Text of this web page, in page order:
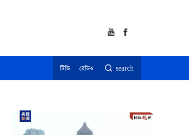
টিভি রেডিও search